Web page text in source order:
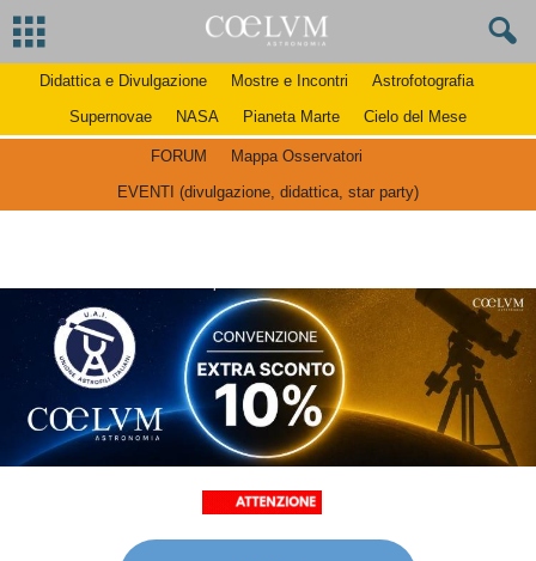
Didattica e Divulgazione Mostre e Incontri
Astrofotografia
Supernovae
NASA Pianeta Marte Cielo del Mese
FORUM
Mappa Osservatori
EVENTI (divulgazione, didattica, star party)